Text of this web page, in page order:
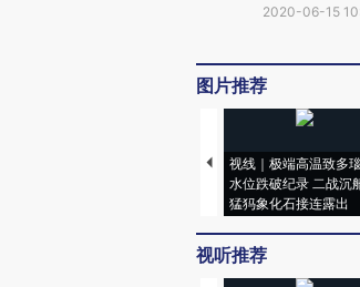
2020-06-15
图片推荐
视线｜极端高温致多
水位跌破纪录 二战沉
猛犸象化石接连露出
视听推荐